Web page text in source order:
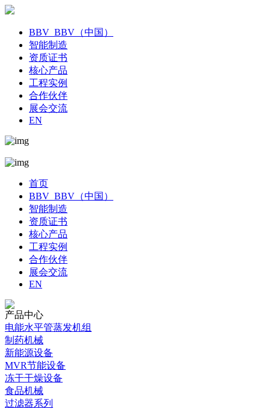
BBV_BBV（中国）
智能制造
资质证书
核心产品
工程实例
合作伙伴
展会交流
EN
首页
BBV_BBV（中国）
智能制造
资质证书
核心产品
工程实例
合作伙伴
展会交流
EN
产品中心
电能水平管蒸发机组
制药机械
新能源设备
MVR节能设备
冻干干燥设备
食品机械
过滤器系列